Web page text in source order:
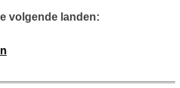
volgende landen: